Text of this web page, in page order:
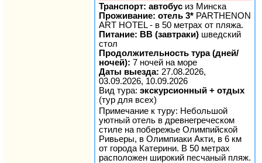
Транспорт: автобус из Минска
Проживание: отель 3* PARTHENON
ART HOTEL - в 50 метрах от пляжа.
Питание: BB (завтраки) шведский
стол
Продолжительность тура (дней/
ночей): 7 ночей на море
Даты выезда: 27.08.2026,
03.09.2026, 10.09.2026
Вид тура: экскурсионный + отдых
(тур для всех)
Примечание к туру: Небольшой
уютный отель в древнегреческом
стиле на побережье Олимпийской
Ривьеры, в Олимпиаки Акти, в 6 км
от города Катерини. В 50 метрах
расположен широкий песчаный пляж.